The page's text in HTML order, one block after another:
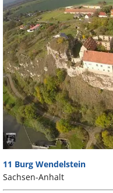
11 Burg Wendelstein
Sachsen-Anhalt